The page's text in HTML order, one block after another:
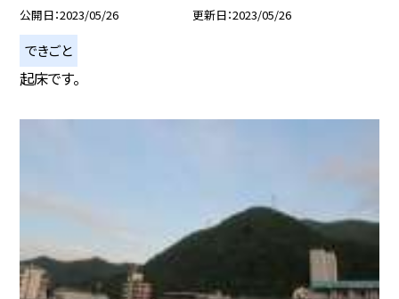
公開日 2023/05/26 更新日 2023/05/26
できごと
起床です。